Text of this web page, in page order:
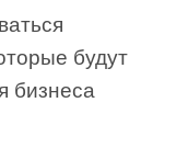
будут
бизнеса